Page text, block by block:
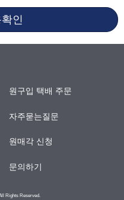
인
원구입 택배 주문
자주묻는질문
원매각 신청
문의하기
Rights Reserved.